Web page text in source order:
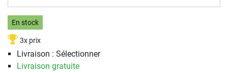
En stock
3x prix
Livraison : Sélectionner
Livraison gratuite